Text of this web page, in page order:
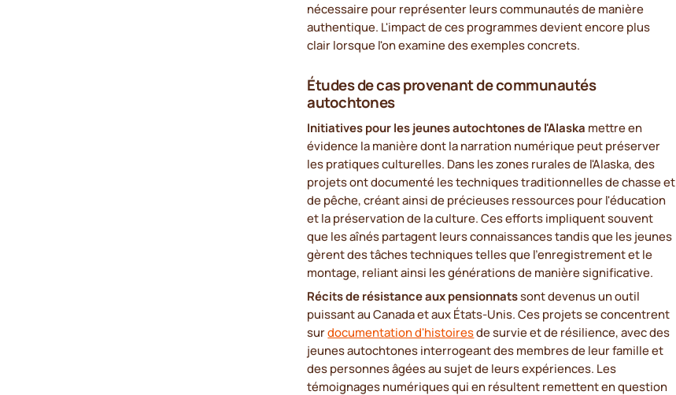
nécessaire pour représenter leurs communautés de manière
authentique. L'impact de ces programmes devient encore plus
clair lorsque l'on examine des exemples concrets.
Études de cas provenant de communautés
autochtones
Initiatives pour les jeunes autochtones de l'Alaska mettre en
évidence la manière dont la narration numérique peut préserver
les pratiques culturelles. Dans les zones rurales de l'Alaska, des
projets ont documenté les techniques traditionnelles de chasse et
de pêche, créant ainsi de précieuses ressources pour l'éducation
et la préservation de la culture. Ces efforts impliquent souvent
que les aînés partagent leurs connaissances tandis que les jeunes
gèrent des tâches techniques telles que l'enregistrement et le
montage, reliant ainsi les générations de manière significative.
Récits de résistance aux pensionnatssont devenus un outil
puissant au Canada et aux États-Unis. Ces projets se concentrent
surdocumentation d'histoiresde survie et de résilience, avec des
jeunes autochtones interrogeant des membres de leur famille et
des personnes âgées au sujet de leurs expériences. Les
témoignages numériques qui en résultent remettent en question